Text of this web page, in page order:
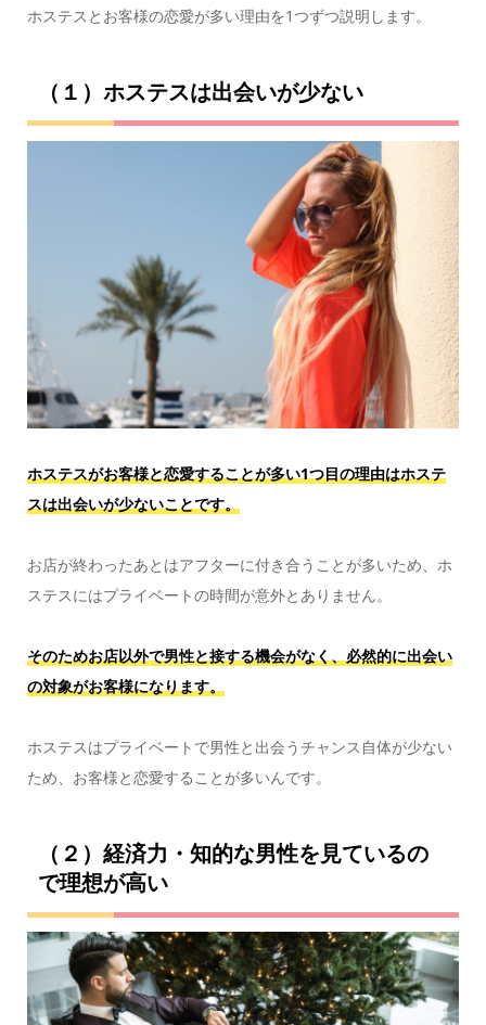
ホステスとお客様の恋愛が多い理由を1つずつ説明します。
（１）ホステスは出会いが少ない
ホステスがお客様と恋愛することが多い1つ目の理由はホステ
スは出会いが少ないことです。
お店が終わったあとはアフターに付き合うことが多いため、ホ
ステスにはプライベートの時間が意外とありません。
そのためお店以外で男性と接する機会がなく、必然的に出会い
の対象がお客様になります。
ホステスはプライベートで男性と出会うチャンス自体が少ない
ため、お客様と恋愛することが多いんです。
（２）経済力・知的な男性を見ているの
で理想が高い